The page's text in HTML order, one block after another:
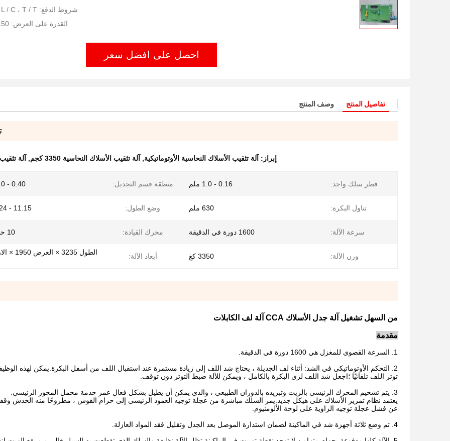
شروط الدفع: L / C ، T / T ، ويسترن يونيون
القدرة على العرض: 150 مجموعة / شهر
احصل على افضل سعر
تفاصيل المنتج وصف المنتج
إبراز: آلة تثقيب الأسلاك النحاسية الأوتوماتيكية, آلة تثقيب الأسلاك النحاسية 3350 كجم , آلة تثقيب
قطر سلك واحد: 0.16 - 1.0 ملم منطقة قسم التجديل: 0.40 - 6.0 ملم 2
تناول البكرة: 630 ملم وضع الطول: 11.15 - 60.24 ملم
سرعة الآلة: 1600 دورة في الدقيقة محرك القيادة: 10 حصان AC
وزن الآلة: 3350 كغ أبعاد الآلة:
من السهل تشغيل آلة جدل الأسلاك CCA آلة لف الكابلات
مقدمة
1. السرعة القصوى للمغزل هي 1600 دورة في الدقيقة.
2. التحكم الأوتوماتيكي في الشد: أثناء لف الجديلة ، يحتاج شد اللف إلى زيادة مستمرة عند استقبال اللف من أسفل البكرة.يمكن لهذه
توتر اللف تلقائيًا ؛اجعل شد اللف لزي البكرة بالكامل ، ويمكن للآلة ضبط التوتر دون توقف.
3. يتم تشحيم المحرك الرئيسي بالزيت وتبريده بالدوران الطبيعي ، والذي يمكن أن يطيل بشكل فعال عمر خدمة محمل المحور الرئيسي.
يعتمد نظام تمرير الأسلاك على هيكل جديد.يمر السلك مباشرة من عجلة توجيه العمود الرئيسي إلى حزام القوس ، مطروحًا منه الخدش
عن فشل عجلة توجيه الزاوية على لوحة الألومنيوم.
4. تم وضع ثلاثة أجهزة شد في الماكينة لضمان استدارة الموصل بعد الجدل وتقليل فقد المواد العازلة.